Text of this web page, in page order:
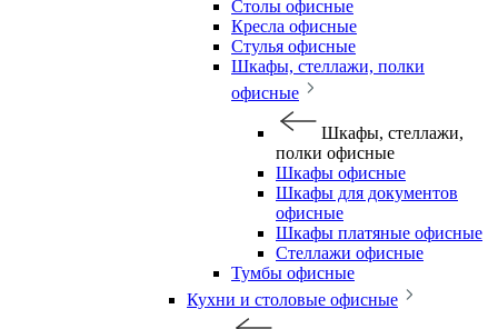
Столы офисные
Кресла офисные
Стулья офисные
Шкафы, стеллажи, полки
офисные
Шкафы, стеллажи,
полки офисные
Шкафы офисные
Шкафы для документов
офисные
Шкафы платяные офисные
Стеллажи офисные
Тумбы офисные
Кухни и столовые офисные